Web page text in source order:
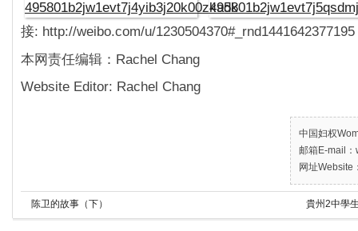
接: http://weibo.com/u/1230504370#_rnd1441642377195
本网责任编辑：Rachel Chang
Website Editor: Rachel Chang
中国妇权
邮箱E-mail
网址Website
陈卫的故事（下） 貴州2中學